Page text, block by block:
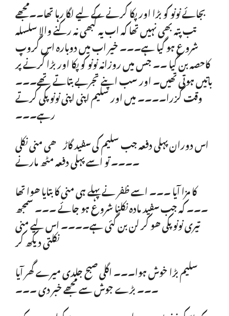
بجائے نونو کو بڑا اور پکا کرنے کے لیے لگا رہا تھا۔۔مجھے
تب پتہ بھی نہیں تھا کہ اب یہ کبھی نہ رکنے والا سلسلہ
شروع ہو گیا ہے۔۔۔ خیر اب میں دوبارہ اس گروپ
کاحصہ بن گیا ۔۔ جس میں روزانہ نونو کو پکا اور بڑا کرنے پر
باتیں ہوتی تھیں۔ اور سب اپنے تجربے بتاتے تھے۔۔۔
وقت گزرا۔۔۔۔ میں اور سلیم اپنی اپنی نونو پکی کرتے
رہے۔۔۔
اس دوران پہلی دفعہ جب سلیم کی سفید گاڑھی منی نکلی
۔۔۔۔ تو اسے پہلی دفعہ مٹھ مارنے
کا مزا آیا ۔۔۔ اسے ظفر نے پہلے ہی منی کا بتایا ھوا تھا
۔۔۔ کہ جب سفید مادہ نکلنا شروع ہو جائے ۔۔۔ سمجھ
تیری نونو پکی ھو کر لن بن گئی ہے۔۔۔۔ اس لیے منی
نکلتی دیکھ کر
سلیم بڑا خوش ہوا۔۔۔ اگلی صبح جلدی میرے گھر آیا
۔۔۔ بڑے جوش سے مجھے خبر دی ۔۔۔